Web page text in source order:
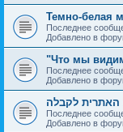
Темно-белая
Последнее
Добавлено в
"Что мы
Последнее
Добавлено в
לקבלה
Последнее
Добавлено в